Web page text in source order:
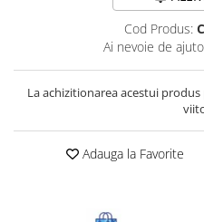
Bijuterii peridot
Bijuterii perle
Bijuterii piatra lunii
Bijuterii piatra soarelui
Bijuterii rubin
Cod Produs:
Ai nevoie de
La achizitionarea acestui
Adauga la Favorite